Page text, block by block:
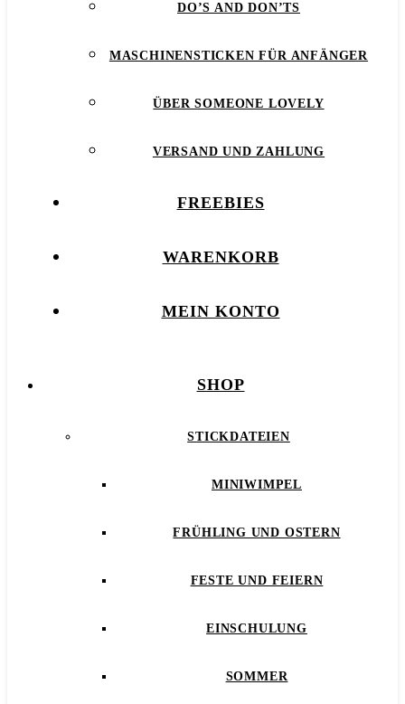
DO’S AND DON’TS
MASCHINENSTICKEN FÜR ANFÄNGER
ÜBER SOMEONE LOVELY
VERSAND UND ZAHLUNG
FREEBIES
WARENKORB
MEIN KONTO
SHOP
STICKDATEIEN
MINIWIMPEL
FRÜHLING UND OSTERN
FESTE UND FEIERN
EINSCHULUNG
SOMMER